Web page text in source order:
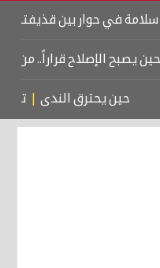
بين قذيفتين | كتاب
الإصلاح قراراً.. من كربلاء
حين يحترق الندى | تشييع